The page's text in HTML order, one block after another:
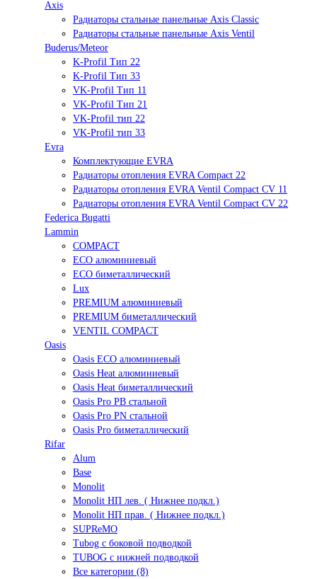
Axis
Радиаторы стальные панельные Axis Classic
Радиаторы стальные панельные Axis Ventil
Buderus/Meteor
K-Profil Тип 22
K-Profil Тип 33
VK-Profil Тип 11
VK-Profil Тип 21
VK-Profil тип 22
VK-Profil тип 33
Evra
Комплектующие EVRA
Радиаторы отопления EVRA Compact 22
Радиаторы отопления EVRA Ventil Compact CV 11
Радиаторы отопления EVRA Ventil Compact CV 22
Federica Bugatti
Lammin
COMPACT
ECO алюминиевый
ECO биметаллический
Lux
PREMIUM алюминиевый
PREMIUM биметаллический
VENTIL COMPACT
Oasis
Oasis ECO алюминиевый
Oasis Heat алюминиевый
Oasis Heat биметаллический
Oasis Pro PB стальной
Oasis Pro PN стальной
Oasis Pro биметаллический
Rifar
Alum
Base
Monolit
Monolit НП лев. ( Нижнее подкл.)
Monolit НП прав. ( Нижнее подкл.)
SUPReMO
Tubog с боковой подводкой
TUBOG с нижней подводкой
Все категории (8)